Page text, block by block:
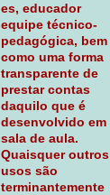
es, educador
equipe técnico-
pedagógica, bem
como uma forma
transparente de
prestar contas
daquilo que é
desenvolvido em
sala de aula.
Quaisquer outros
usos são
terminantemente